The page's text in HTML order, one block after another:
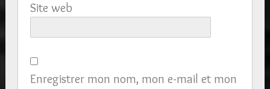
Site web
Enregistrer mon nom, mon e-mail et mon